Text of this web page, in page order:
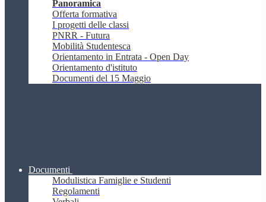
Panoramica
Offerta formativa
I progetti delle classi
PNRR - Futura
Mobilità Studentesca
Orientamento in Entrata - Open Day
Orientamento d'istituto
Documenti del 15 Maggio
Documenti
Modulistica Famiglie e Studenti
Regolamenti